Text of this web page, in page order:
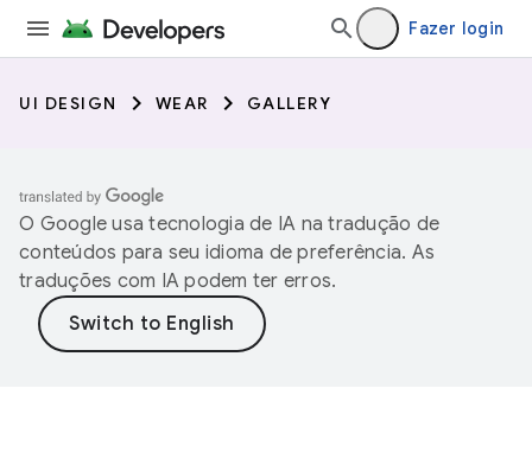
Fazer login
UI DESIGN WEAR GALLERY
O Google usa tecnologia de IA na tradução de
conteúdos para seu idioma de preferência. As
traduções com IA podem ter erros.